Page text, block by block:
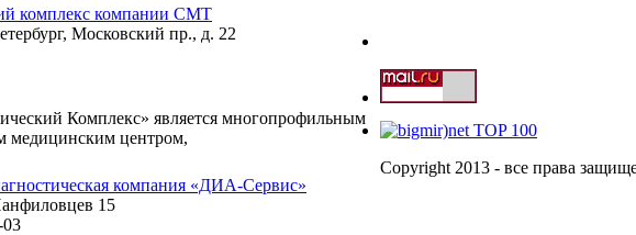
комплекс компании СМТ
Московский пр., д. 22
Комплекс» является многопрофильным
медицинским центром,
компания «ДИА-Сервис»
15
03
Copyright 2013 - все права